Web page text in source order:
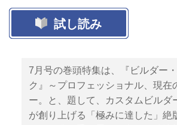
試し読み
7月号の巻頭特集は、『ビルダー
ク』～プロフェッショナル、現在
ー。と、題して、カスタムビルダ
が創り上げる「極みに達した」絶